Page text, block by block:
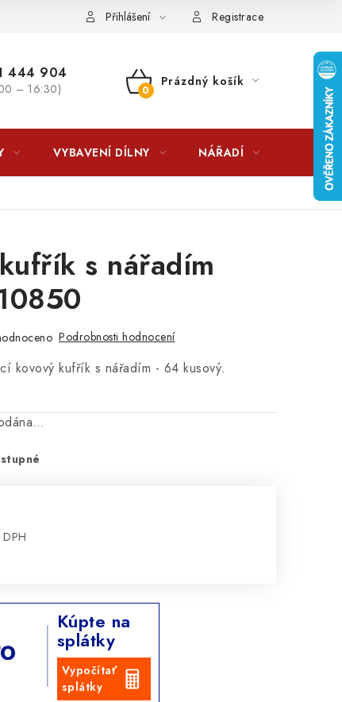
LICENCE K FOTOGRAFIÍM Doplňkové služby
Přihlášení Registrace
444 904
– 16:30)
NÁKUPNÍ
Prázdný košík
VYBAVENÍ DÍLNY NÁŘADÍ
s nářadím
Podrobnosti hodnocení
kovový kufřík s nářadím - 64 kusový.
Kúpte na
splátky
Vypočítať
splátky